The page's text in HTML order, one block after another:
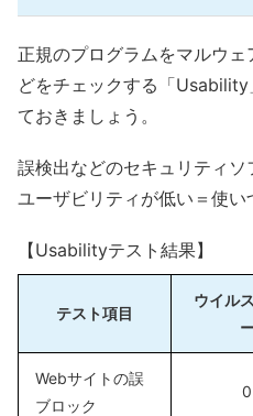
正規のプログラムをマルウェ
どをチェックする「
ておきましょう。
誤検出などのセキュリティソ
ユーザビリティが低い＝使
【Usabilityテスト結果】
テスト項目
ウイル
Webサイトの誤
ブロック
0